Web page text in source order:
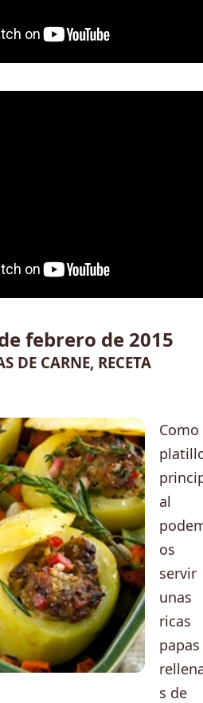
febrero de 2015
DE CARNE, RECETA
Como
al
os
servir
unas
ricas
papas
s de